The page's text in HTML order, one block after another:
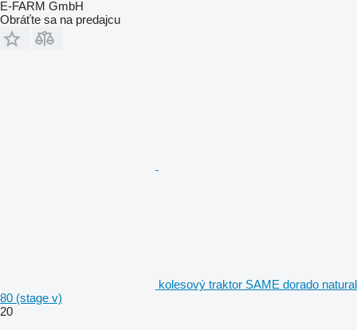
E-FARM GmbH
Obráťte sa na predajcu
kolesový traktor SAME dorado natural
80 (stage v)
20